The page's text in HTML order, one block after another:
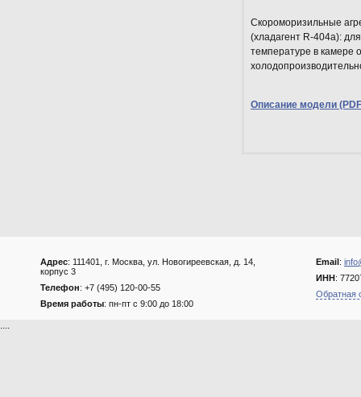
Скороморизильные
(хладагент R-404a):
температуре в камере
Описание модели
Адрес: 111401, г. Москва, ул. Новогиреевская, д. 14,
корпус 3
Телефон: +7 (495) 120-00-55
Время работы: пн-пт с 9:00 до 18:00
Email:
ИНН:
Обратная
....